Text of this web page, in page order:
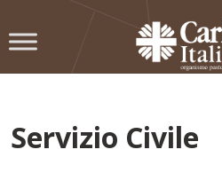
to
Servizio Civile